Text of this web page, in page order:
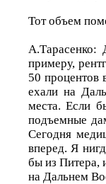
Тот объем
А.Тарасенко:
примеру,
50 процентов
ехали на
места. Если
подъемные
Сегодня
вперед. Я
бы из Питера,
на Дальнем